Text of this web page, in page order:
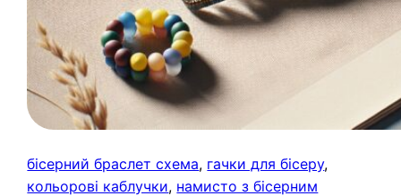
бісерний браслет схема, гачки для бісеру
кольорові каблучки, намисто з бісерним